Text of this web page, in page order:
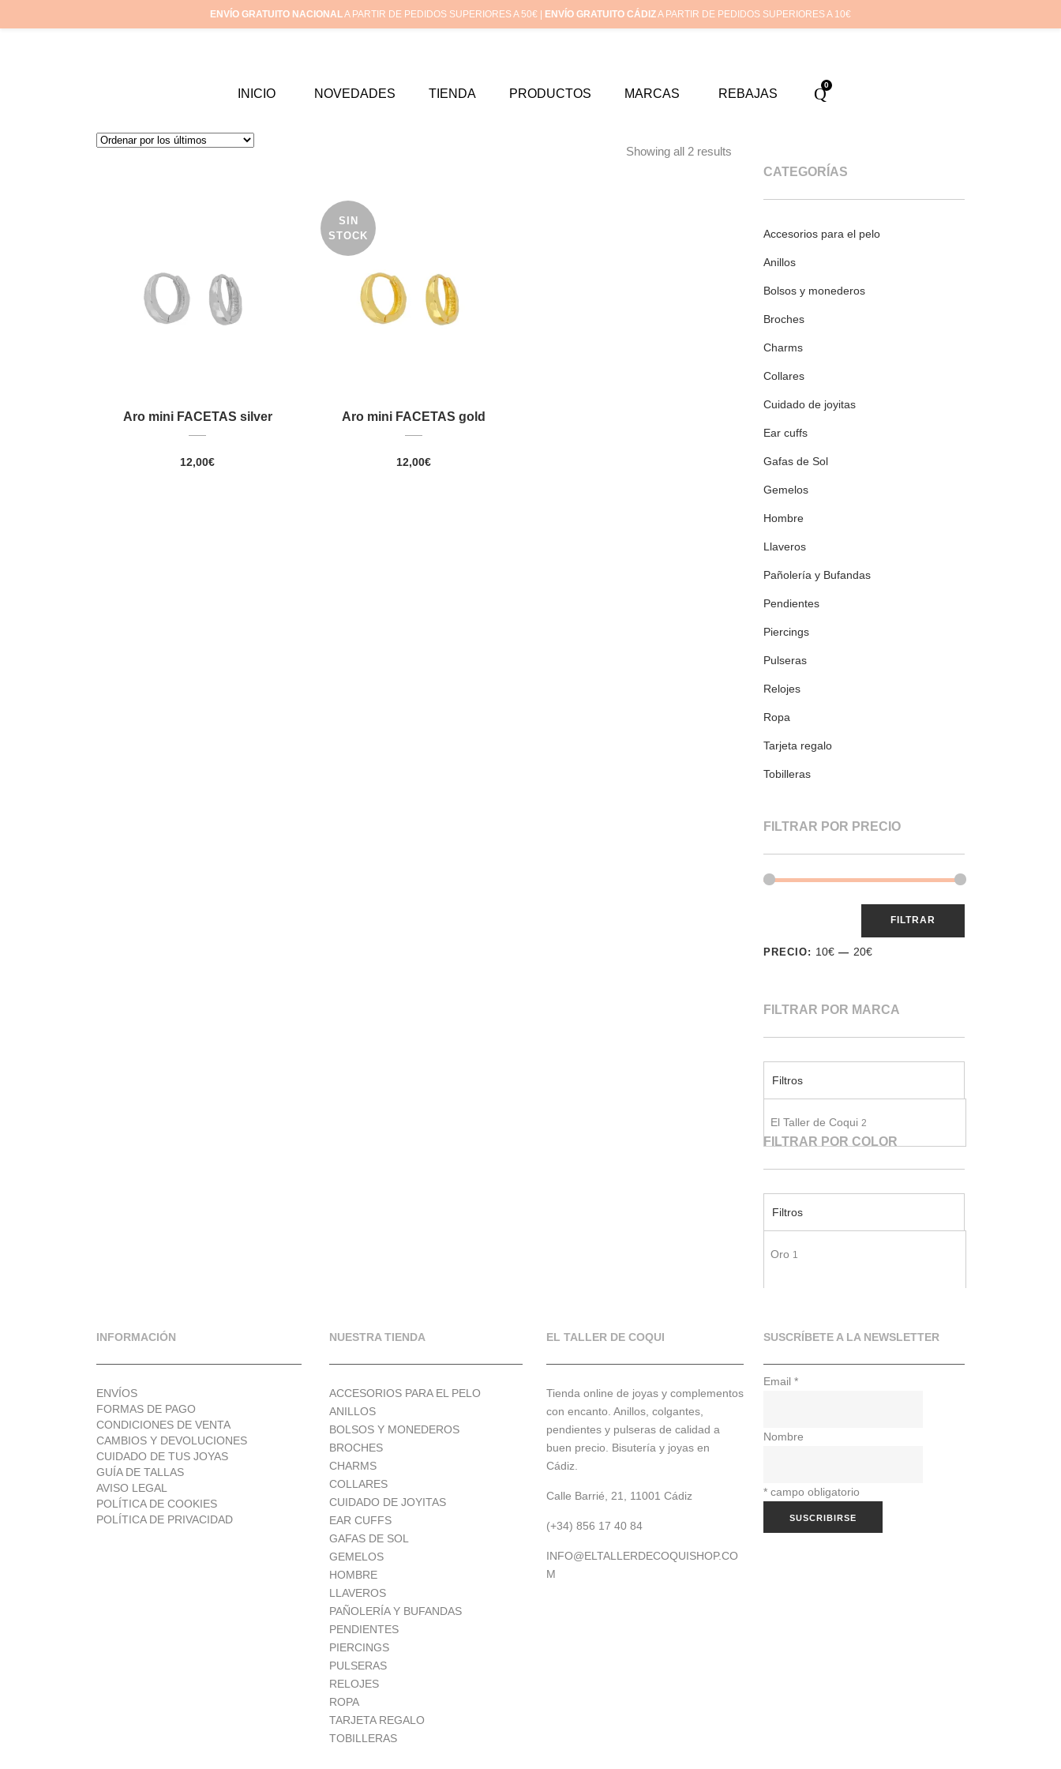
Inicio Mi cuenta Cuidado de tus joyas Conócenos
INICIO NOVEDADES TIENDA PRODUCTOS MARCAS REBAJAS
0
Showing all 2 results
Aro mini FACETAS silver
12,00€
SIN
STOCK
Aro mini FACETAS gold
12,00€
CATEGORÍAS
Accesorios para el pelo
Anillos
Bolsos y monederos
Broches
Charms
Collares
Cuidado de joyitas
Ear cuffs
Gafas de Sol
Gemelos
Hombre
Llaveros
Pañolería y Bufandas
Pendientes
Piercings
Pulseras
Relojes
Ropa
Tarjeta regalo
Tobilleras
FILTRAR POR PRECIO
FILTRAR
PRECIO: 10€ — 20€
FILTRAR POR MARCA
Filtros
El Taller de Coqui 2
FILTRAR POR COLOR
Filtros
Oro 1
INFORMACIÓN
ENVÍOS
FORMAS DE PAGO
CONDICIONES DE VENTA
CAMBIOS Y DEVOLUCIONES
CUIDADO DE TUS JOYAS
GUÍA DE TALLAS
AVISO LEGAL
POLÍTICA DE COOKIES
POLÍTICA DE PRIVACIDAD
NUESTRA TIENDA
ACCESORIOS PARA EL PELO
ANILLOS
BOLSOS Y MONEDEROS
BROCHES
CHARMS
COLLARES
CUIDADO DE JOYITAS
EAR CUFFS
GAFAS DE SOL
GEMELOS
HOMBRE
LLAVEROS
PAÑOLERÍA Y BUFANDAS
PENDIENTES
PIERCINGS
PULSERAS
RELOJES
ROPA
TARJETA REGALO
TOBILLERAS
EL TALLER DE COQUI
Tienda online de joyas y complementos
con encanto. Anillos, colgantes,
pendientes y pulseras de calidad a
buen precio. Bisutería y joyas en
Cádiz.
Calle Barrié, 21, 11001 Cádiz
(+34) 856 17 40 84
INFO@ELTALLERDECOQUISHOP.CO
M
SUSCRÍBETE A LA NEWSLETTER
Email *
Nombre
* campo obligatorio
ENVÍO GRATUITO NACIONALA PARTIR DE PEDIDOS SUPERIORES A 50€ | ENVÍO GRATUITO CÁDIZA PARTIR DE PEDIDOS SUPERIORES A 10€